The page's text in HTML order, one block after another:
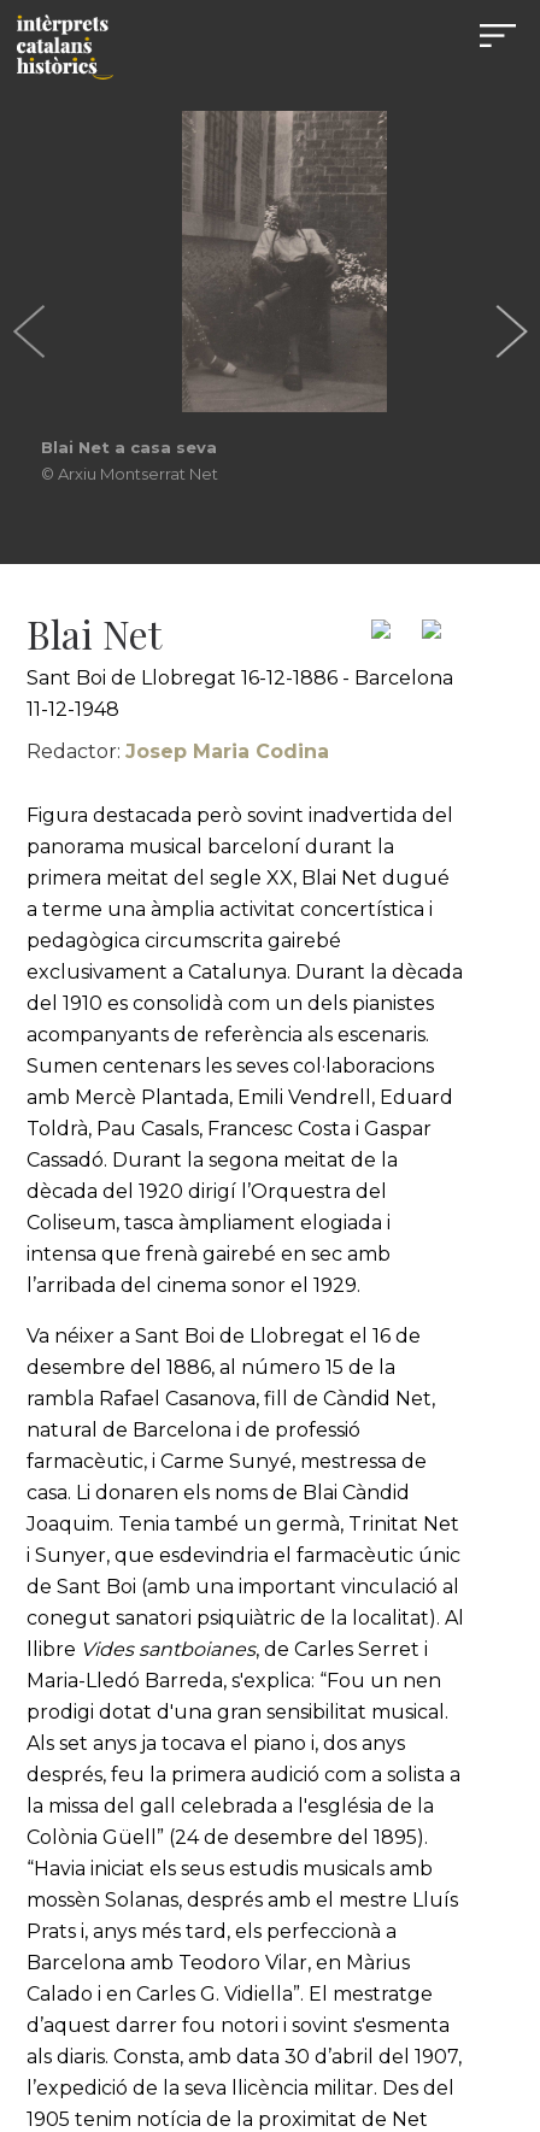
Blai Net a casa seva
© Arxiu Montserrat Net
Blai Net
Sant Boi de Llobregat 16-12-1886 - Barcelona
11-12-1948
Redactor:Josep Maria Codina
Figura destacada però sovint inadvertida del
panorama musical barceloní durant la
primera meitat del segle XX, Blai Net dugué
a terme una àmplia activitat concertística i
pedagògica circumscrita gairebé
exclusivament a Catalunya. Durant la dècada
del 1910 es consolidà com un dels pianistes
acompanyants de referència als escenaris.
Sumen centenars les seves col·laboracions
amb Mercè Plantada, Emili Vendrell, Eduard
Toldrà, Pau Casals, Francesc Costa i Gaspar
Cassadó. Durant la segona meitat de la
dècada del 1920 dirigí l’Orquestra del
Coliseum, tasca àmpliament elogiada i
intensa que frenà gairebé en sec amb
l’arribada del cinema sonor el 1929.
Va néixer a Sant Boi de Llobregat el 16 de
desembre del 1886, al número 15 de la
rambla Rafael Casanova, fill de Càndid Net,
natural de Barcelona i de professió
farmacèutic, i Carme Sunyé, mestressa de
casa. Li donaren els noms de Blai Càndid
Joaquim. Tenia també un germà, Trinitat Net
i Sunyer, que esdevindria el farmacèutic únic
de Sant Boi (amb una important vinculació al
conegut sanatori psiquiàtric de la localitat). Al
llibre Vides santboianes, de Carles Serret i
Maria-Lledó Barreda, s'explica: “Fou un nen
prodigi dotat d'una gran sensibilitat musical.
Als set anys ja tocava el piano i, dos anys
després, feu la primera audició com a solista a
la missa del gall celebrada a l'església de la
Colònia Güell” (24 de desembre del 1895).
“Havia iniciat els seus estudis musicals amb
mossèn Solanas, després amb el mestre Lluís
Prats i, anys més tard, els perfeccionà a
Barcelona amb Teodoro Vilar, en Màrius
Calado i en Carles G. Vidiella”. El mestratge
d’aquest darrer fou notori i sovint s'esmenta
als diaris. Consta, amb data 30 d’abril del 1907,
l’expedició de la seva llicència militar. Des del
1905 tenim notícia de la proximitat de Net